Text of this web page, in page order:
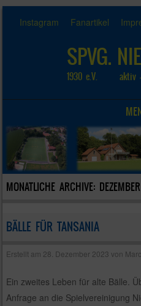
Instagram Fanartikel
SPVG.
1930 e.V. aktiv –
SKIP TO CONTENT
MONATLICHE ARCHIVE:
BÄLLE FÜR TANSANIA
Erstellt am 28. Dezember 2023 von
Ein zweites Leben für alte Bälle.
Anfrage an die Spielvereinigung